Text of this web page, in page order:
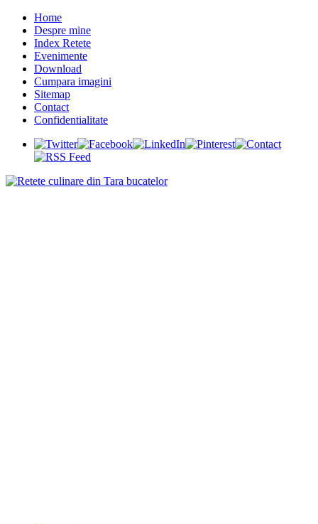
Home
Despre mine
Index Retete
Evenimente
Download
Cumpara imagini
Sitemap
Contact
Confidentialitate